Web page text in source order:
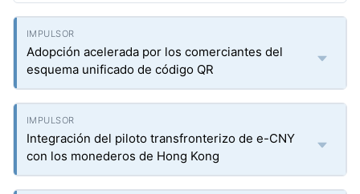
Adopción acelerada por los comerciantes del
esquema unificado de código QR
Integración del piloto transfronterizo de e-CNY
con los monederos de Hong Kong